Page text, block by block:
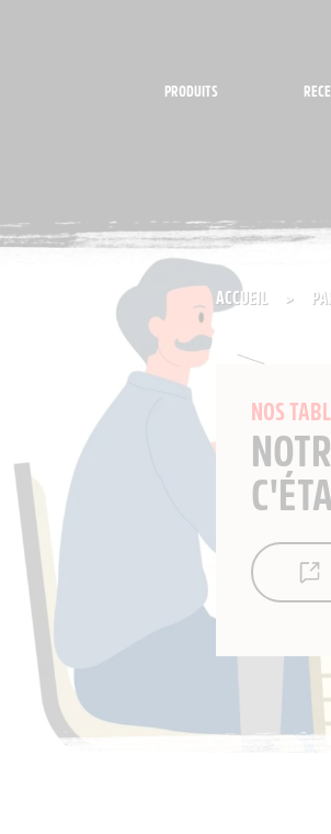
PRODUITS
ACCUEIL >
NOS